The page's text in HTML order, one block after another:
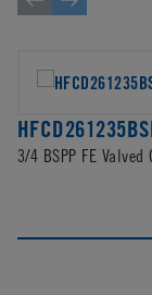
3/4 BSPP FE